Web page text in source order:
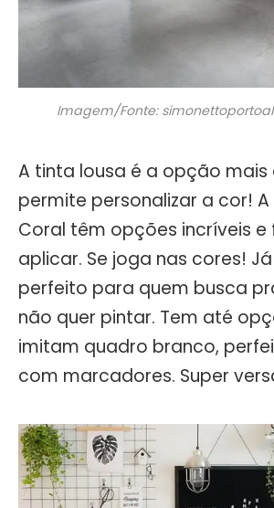
Imagem/Fonte:
A tinta lousa é a opção mais
permite personalizar a cor! A
Coral têm opções incríveis e
aplicar. Se joga nas cores!
perfeito para quem busca
não quer pintar. Tem até
imitam quadro branco,
com marcadores. Super